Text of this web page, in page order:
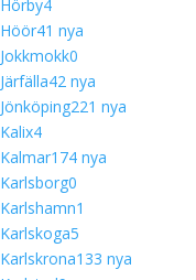
Hörby4
Höör41 nya
Jokkmokk0
Järfälla42 nya
Jönköping221 nya
Kalix4
Kalmar174 nya
Karlsborg0
Karlshamn1
Karlskoga5
Karlskrona133 nya